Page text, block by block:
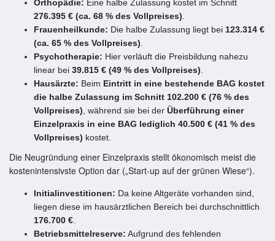
Orthopädie: Eine halbe Zulassung kostet im Schnitt
276.395 € (ca. 68 % des Vollpreises)
Frauenheilkunde: Die halbe Zulassung liegt bei 123.314 €
(ca. 65 % des Vollpreises)
Psychotherapie: Hier verläuft die Preisbildung nahezu
linear bei 39.815 € (49 % des Vollpreises)
Hausärzte: Beim Eintritt in eine bestehende BAG kostet
die halbe Zulassung im Schnitt 102.200 € (76 % des
Vollpreises) , während sie bei der Überführung einer
Einzelpraxis in eine BAG lediglich 40.500 € (41 % des
Vollpreises) kostet.
Die Neugründung einer Einzelpraxis stellt ökonomisch meist die
kostenintensivste Option dar („Start-up auf der grünen Wiese“).
Initialinvestitionen: Da keine Altgeräte vorhanden sind,
liegen diese im hausärztlichen Bereich bei durchschnittlich
176.700 €
Betriebsmittelreserve: Aufgrund des fehlenden